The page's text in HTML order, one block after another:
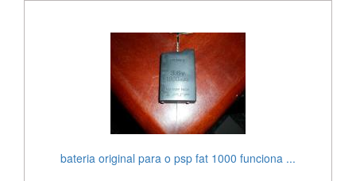
bateria original para o psp fat 1000 funciona ...